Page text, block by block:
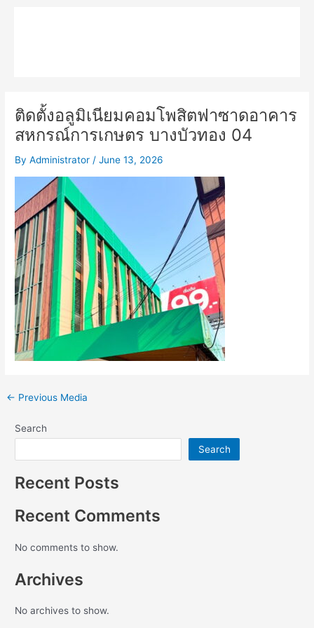
ติดตั้งอลูมิเนียมคอมโพสิตฟาซาดอาคาร
สหกรณ์การเกษตร บางบัวทอง 04
ByAdministrator /June 13, 2026
← Previous Media
Search
Search
Recent Posts
Recent Comments
No comments to show.
Archives
No archives to show.